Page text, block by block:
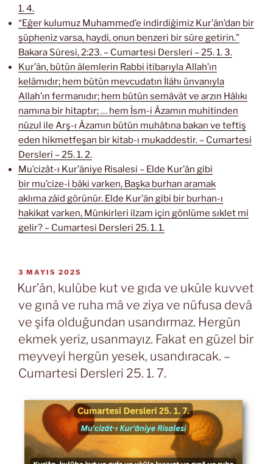
1. 4.
“Eğer kulumuz Muhammed’e indirdiğimiz Kur’ân’dan bir
şüpheniz varsa, haydi, onun benzeri bir sûre getirin.”
Bakara Sûresi, 2:23. – Cumartesi Dersleri – 25. 1. 3.
Kur’ân, bütün âlemlerin Rabbi itibarıyla Allah’ın
kelâmıdır; hem bütün mevcudatın İlâhı ünvanıyla
Allah’ın fermanıdır; hem bütün semâvât ve arzın Hâlıkı
namına bir hitaptır; … hem İsm-i Âzamın muhitinden
nüzul ile Arş-ı Âzamın bütün muhâtına bakan ve teftiş
eden hikmetfeşan bir kitab-ı mukaddestir. – Cumartesi
Dersleri – 25. 1. 2.
Mu’cizât-ı Kur’âniye Risalesi – Elde Kur’ân gibi
bir mu’cize-i bâki varken, Başka burhan aramak
aklıma zâid görünür. Elde Kur’ân gibi bir burhan-ı
hakikat varken, Münkirleri ilzam için gönlüme sıklet mi
gelir? – Cumartesi Dersleri 25. 1. 1.
YAYIM
TARIHI
3 MAYIS 2025
Kur’ân, kulûbe kut ve gıda ve ukûle kuvvet
ve gınâ ve ruha mâ ve ziya ve nüfusa devâ
ve şifa olduğundan usandırmaz. Hergün
ekmek yeriz, usanmayız. Fakat en güzel bir
meyveyi hergün yesek, usandıracak. –
Cumartesi Dersleri 25. 1. 7.